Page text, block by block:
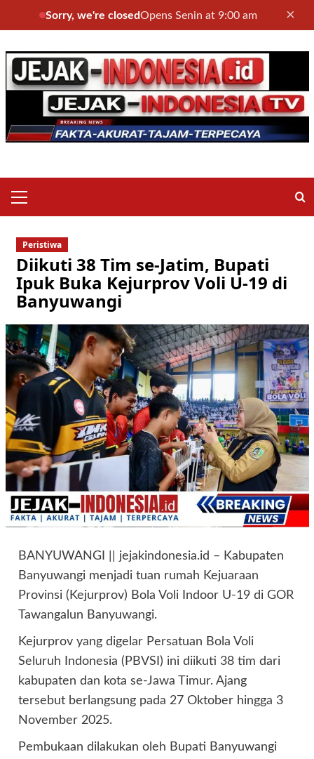
Sorry, we're closedOpens Senin at 9:00 am ×
to
content
Menu
Peristiwa
Diikuti 38 Tim se-Jatim, Bupati
Ipuk Buka Kejurprov Voli U-19 di
Banyuwangi
BANYUWANGI || jejakindonesia.id – Kabupaten
Banyuwangi menjadi tuan rumah Kejuaraan
Provinsi (Kejurprov) Bola Voli Indoor U-19 di GOR
Tawangalun Banyuwangi.
Kejurprov yang digelar Persatuan Bola Voli
Seluruh Indonesia (PBVSI) ini diikuti 38 tim dari
kabupaten dan kota se-Jawa Timur. Ajang
tersebut berlangsung pada 27 Oktober hingga 3
November 2025.
Pembukaan dilakukan oleh Bupati Banyuwangi